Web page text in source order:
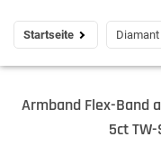
Startseite Diamant
Armband Flex-Band
5ct